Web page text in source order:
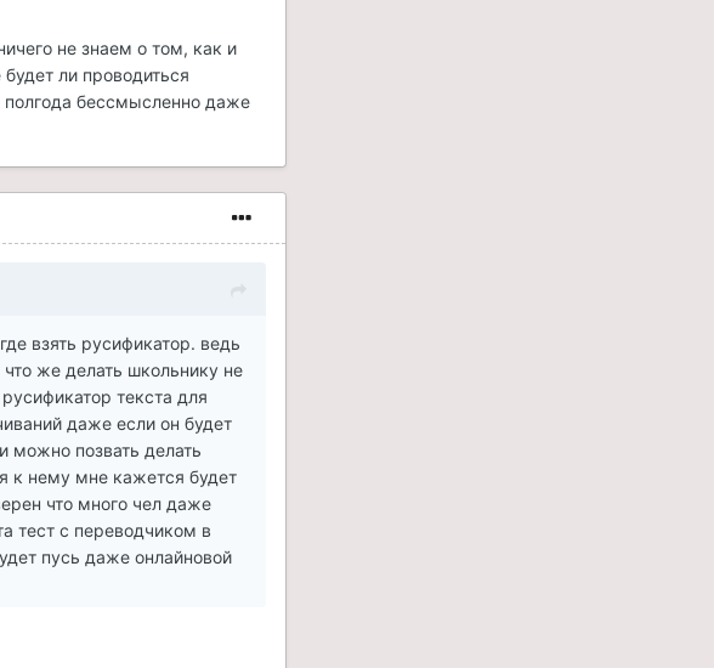
не знаем о том, как и
ли проводиться
бессмысленно даже
взять русификатор. ведь
же делать школьнику не
текста для
даже если он будет
можно позвать делать
к нему мне кажется будет
что много чел даже
тест с переводчиком в
пусь даже онлайновой